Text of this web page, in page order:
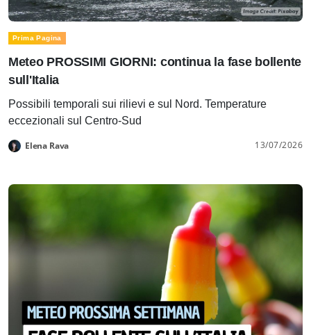
Prima Pagina
Meteo PROSSIMI GIORNI: continua la fase bollente
sull'Italia
Possibili temporali sui rilievi e sul Nord. Temperature
eccezionali sul Centro-Sud
Elena Rava 13/07/2026